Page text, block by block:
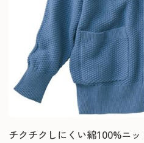
チクチクしにくい綿100%ニ